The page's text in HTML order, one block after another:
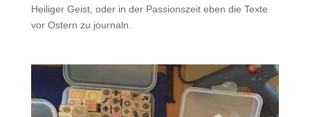
Heiliger Geist, oder in der Passionszeit eben die Texte
vor Ostern zu journaln.